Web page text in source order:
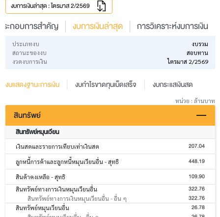
งบการเงินล่าสุด : ไตรมาส 2/2569
ะกอบการสำคัญ งบการเงินล่าสุด การวิเคราะห์งบการเงิน
ประเภทงบ
งบรวม
สถานะของงบ
สอบทาน
งวดงบการเงิน
ไตรมาส 2/2569
งบแสดงฐานะการเงิน งบกำไรขาดทุนเบ็ดเสร็จ งบกระแสเงินสด
หน่วย : ล้านบาท
สินทรัพย์
สินทรัพย์หมุนเวียน
เงินสดและรายการเทียบเท่าเงินสด 207.04
ลูกหนี้การค้าและลูกหนี้หมุนเวียนอื่น - สุทธิ 448.19
สินค้าคงเหลือ - สุทธิ 109.90
สินทรัพย์ทางการเงินหมุนเวียนอื่น 322.76
สินทรัพย์ทางการเงินหมุนเวียนอื่น - อื่น ๆ 322.76
สินทรัพย์หมุนเวียนอื่น 26.78